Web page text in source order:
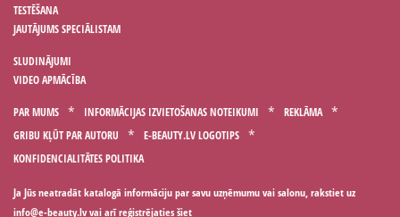
TESTĒŠANA
JAUTĀJUMS SPECIĀLISTAM
SLUDINĀJUMI
VIDEO APMĀCĪBA
PAR MUMS INFORMĀCIJAS IZVIETOŠANAS NOTEIKUMI
REKLĀMA
GRIBU KĻŪT PAR AUTORU
E-BEAUTY.LV LOGOTIPS
KONFIDENCIALITĀTES POLITIKA
Ja Jūs neatradāt katalogā informāciju par savu uzņēmumu vai salonu, rakstiet uz
vai arī reģistrējatiesšiet